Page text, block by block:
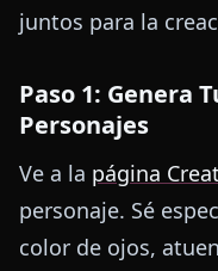
juntos para la
Paso 1: Genera
Personajes
Ve a la página
personaje. Sé
color de ojos,